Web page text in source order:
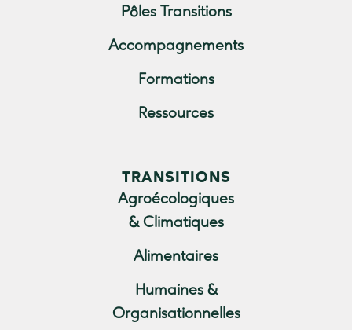
Pôles Transitions
Accompagnements
Formations
Ressources
TRANSITIONS
Agroécologiques
& Climatiques
Alimentaires
Humaines &
Organisationnelles